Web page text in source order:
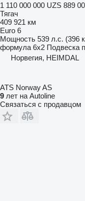
1 110 000 000 UZS 889
Тягач
409 921 км
Euro 6
Мощность 539 л.с. (396
формула 6x2 Подвеска
Норвегия, HEIMDAL
ATS Norway AS
9 лет на Autoline
Связаться с продавцом